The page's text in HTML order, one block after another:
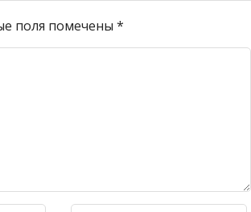
поля помечены *